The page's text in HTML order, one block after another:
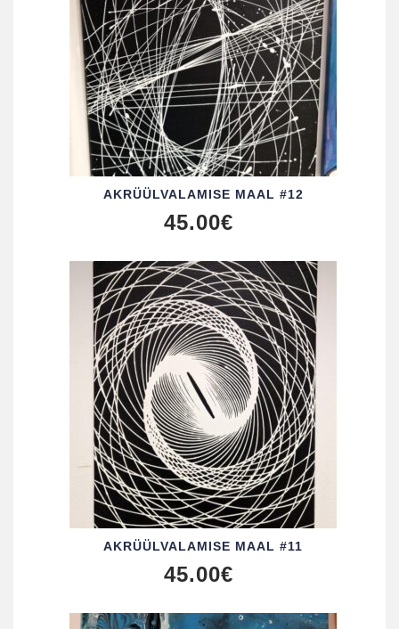
AKRÜÜL­VALAMISE MAAL #12
45.00€
AKRÜÜL­VALAMISE MAAL #11
45.00€